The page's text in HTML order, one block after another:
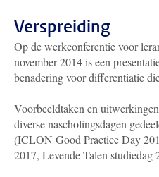
Verspreiding
Op de werkconferentie voor
november 2014 is een
benadering voor differentiatie
Voorbeeldtaken en
diverse nascholingsdagen
(ICLON Good Practice Day
2017, Levende Talen studiedag